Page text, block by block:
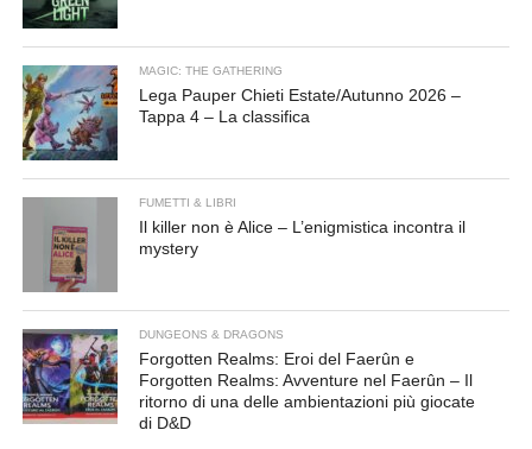
MAGIC: THE GATHERING
Lega Pauper Chieti Estate/Autunno 2026 –
Tappa 4 – La classifica
FUMETTI & LIBRI
Il killer non è Alice – L’enigmistica incontra il
mystery
DUNGEONS & DRAGONS
Forgotten Realms: Eroi del Faerûn e
Forgotten Realms: Avventure nel Faerûn – Il
ritorno di una delle ambientazioni più giocate
di D&D